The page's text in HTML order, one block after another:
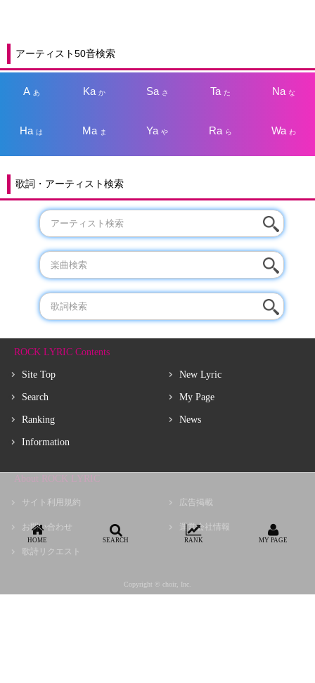
アーティスト50音検索
A あ Kaか Sa さ Taた Na な
Haは Ma ま Yaや Ra ら Wa わ
歌詞・アーティスト検索
ROCK LYRIC Contents
Site Top
Search
Ranking
Information
New Lyric
My Page
News
About ROCK LYRIC
サイト利用規約
お問い合わせ
歌詩リクエスト
広告掲載
運営会社情報
Copyright © choir, Inc.
HOME SEARCH RANK MY PAGE